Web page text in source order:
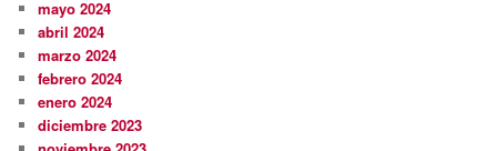
mayo 2024
abril 2024
marzo 2024
febrero 2024
enero 2024
diciembre 2023